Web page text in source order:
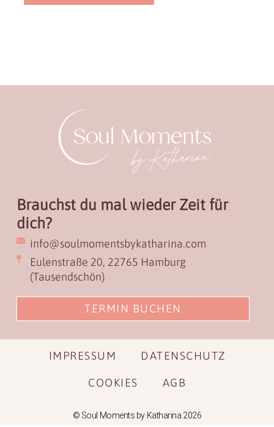
Brauchst du mal wieder Zeit für
dich?
info@soulmomentsbykatharina.com
Eulenstraße 20, 22765 Hamburg
(Tausendschön)
TERMIN BUCHEN
IMPRESSUM DATENSCHUTZ
COOKIES AGB
© Soul Moments by Katharina 2026